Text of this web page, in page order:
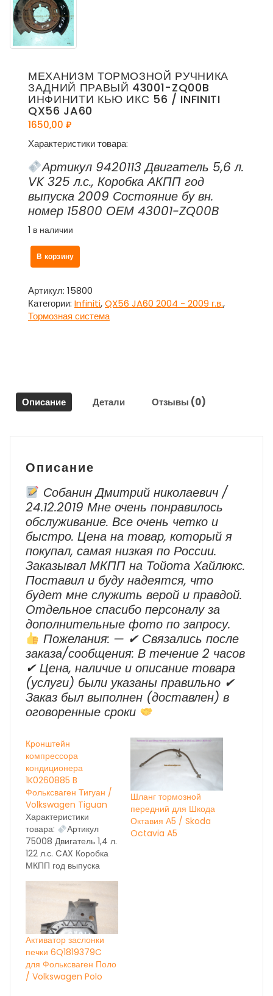
МЕХАНИЗМ ТОРМОЗНОЙ РУЧНИКА
ЗАДНИЙ ПРАВЫЙ 43001-ZQ00B
ИНФИНИТИ КЬЮ ИКС 56 / INFINITI
QX56 JA60
1650,00 ₽
Характеристики товара:
Артикул 9420113 Двигатель 5,6 л.
VK 325 л.с., Коробка АКПП год
выпуска 2009 Состояние бу вн.
номер 15800 ОЕМ 43001-ZQ00B
1 в наличии
Количество
товара
тормозной
ручника
задний
Икс
56
В корзину
Артикул: 15800
Категории: Infiniti,QX56 JA60 2004 - 2009 г.в.,
Тормозная система
Описание Детали Отзывы (0)
Описание
Собанин Дмитрий николаевич /
24.12.2019 Мне очень понравилось
обслуживание. Все очень четко и
быстро. Цена на товар, который я
покупал, самая низкая по России.
Заказывал МКПП на Тойота Хайлюкс.
Поставил и буду надеятся, что
будет мне служить верой и правдой.
Отдельное спасибо персоналу за
дополнительные фото по запросу.
Пожелания: — ✔ Cвязались после
заказа/сообщения: В течение 2 часов
✔ Цена, наличие и описание товара
(услуги) были указаны правильно ✔
Заказ был выполнен (доставлен) в
оговоренные сроки
Кронштейн
компрессора
кондиционера
1K0260885 B
Фольксваген Тигуан /
Volkswagen Tiguan
Характеристики
товара:
Артикул
75008 Двигатель 1,4 л.
122 л.с. CAX Коробка
МКПП год выпуска
2012 Состояние бу вн.
1K0260885 B
НА
ДАННЫЙ МОМЕНТ
ИДЁТ
КОРРЕКТИРОВКА
ЦЕН, УТОЧНЯЙТЕ ПО
ТЕЛЕФОНУ
Шланг тормозной
передний для Шкода
Октавия А5 / Skoda
Octavia A5
Активатор заслонки
печки 6Q1819379C
для Фольксваген Поло
/ Volkswagen Polo